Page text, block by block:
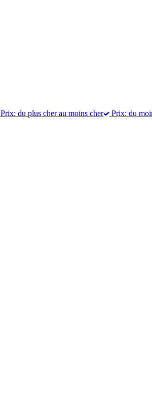
Prix: du plus cher au moins cher Prix: du